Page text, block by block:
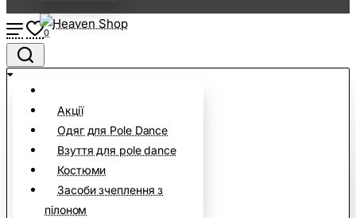
0
Акції
Одяг для Pole Dance
Взуття для pole dance
Костюми
Засоби зчеплення з
пілоном